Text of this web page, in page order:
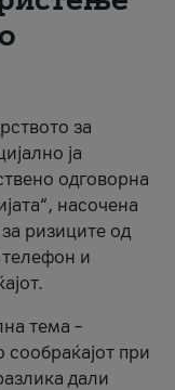
за
ја
одговорна
насочена
ризиците од
и
тема –
сообраќајот при
дали